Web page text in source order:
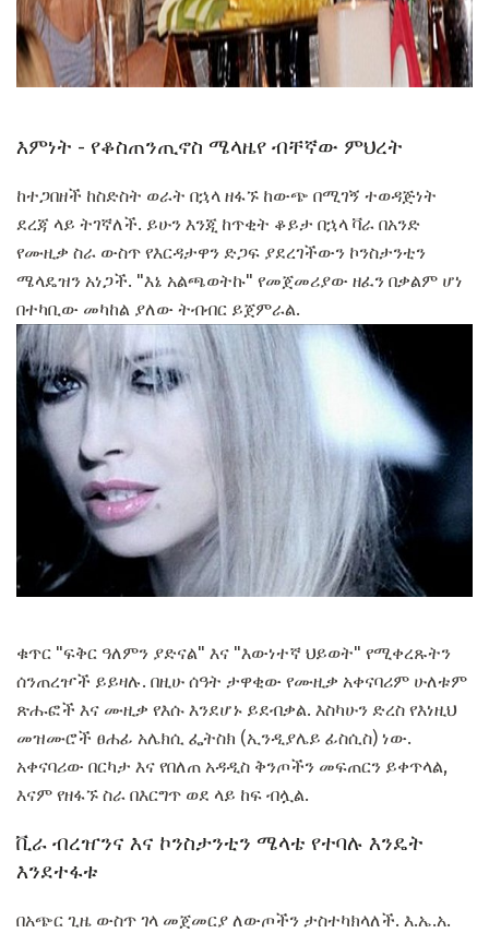
እምነት - የቆስጠንጢኖስ ሜላዜየ ብቸኛው ምህረት
ከተጋበዘች ከስድስት ወራት በኋላ ዘፋኙ ከውጭ በሚገኝ ተወዳጅነት
ደረጃ ላይ ትገኛለች. ይሁን እንጂ ከጥቂት ቆይታ በኋላ ቫራ በአንድ
የሙዚቃ ስራ ውስጥ የእርዳታዋን ድጋፍ ያደረገችውን ​​ኮንስታንቲን
ሜላዴዝን አነጋች. "እኔ አልጫወትኩ" የመጀመሪያው ዘፈን በቃልም ሆነ
በተካቢው መካከል ያለው ትብብር ይጀምራል.
ቁጥር "ፍቅር ዓለምን ያድናል" እና "እውነተኛ ህይወት" የሚቀረጹትን
ሰንጠረዦች ይይዛሉ. በዚሁ ሰዓት ታዋቂው የሙዚቃ አቀናባሪም ሁለቱም
ጽሑፎች እና ሙዚቃ የእሱ እንደሆኑ ይደብቃል. እስካሁን ድረስ የእነዚህ
መዝሙሮች ፀሐፊ አሌክሲ ፌትስክ (ኢንዲያሌይ ፊስሲስ) ነው.
አቀናባሪው በርካታ እና የበለጠ አዳዲስ ቅንጦችን መፍጠርን ይቀጥላል,
እናም የዘፋኙ ስራ በእርግጥ ወደ ላይ ከፍ ብሏል.
ቪራ ብረዠንና እና ኮንስታንቲን ሜላቴ የተባሉ እንዴት
እንደተፋቱ
በአጭር ጊዜ ውስጥ ገላ መጀመርያ ለውጦችን ታስተካክላለች. እ.ኤ.አ.